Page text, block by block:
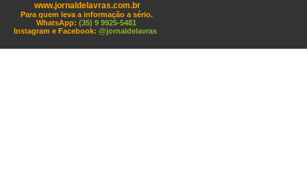
www.jornaldelavras.com.br
Para quem leva a informação a sério.
WhatsApp: (35) 9 9925-5481
Instagram e Facebook: @jornaldelavras